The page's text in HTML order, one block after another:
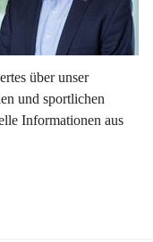
über unser
und sportlichen
Informationen aus